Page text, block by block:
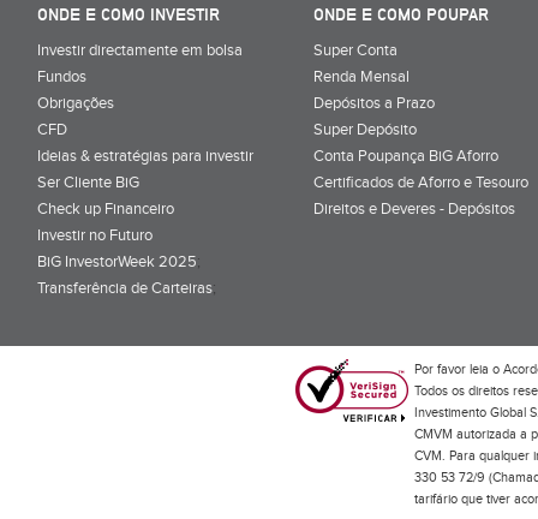
ONDE E COMO INVESTIR
Investir directamente em bolsa
Fundos
Obrigações
CFD
Ideias & estratégias para investir
Ser Cliente BiG
Check up Financeiro
Investir no Futuro
BiG InvestorWeek 2025;
Transferência de Carteiras;
ONDE E COMO POUPAR
Super Conta
Renda Mensal
Depósitos a Prazo
Super Depósito
Conta Poupança BiG Aforro
Certificados de Aforro e Tesouro
Direitos e Deveres - Depósitos
Por favor leia o
Todos os direitos
Investimento Global
CMVM autorizada a
CVM. Para qualquer
330 53 72/9
tarifário que tiver